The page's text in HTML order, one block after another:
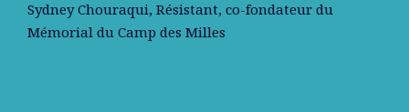
Sydney Chouraqui, Résistant, co-fondateur du
Mémorial du Camp des Milles